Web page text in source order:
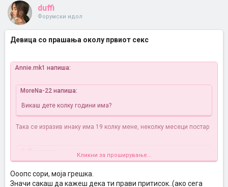
duffi
Форумски идол
Девица со прашања околу првиот секс
Annie.mk1 напиша:
MoreNa-22 напиша:
Викаш дете колку години има?
Така се изразив инаку има 19 колку мене, неколку месеци постар
процениш типот. Мислам дека времето не е никакво мерило ,
ако вие си сакате тоа не би требало да ви биде пречка.
Кликни за проширување...
Ооопс сори, моја грешка.
Значи сакаш да кажеш дека ти прави притисок..(ако сега